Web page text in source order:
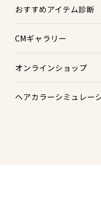
おすすめアイテム診断
CMギャラリー
オンラインショップ
ヘアカラーシミュレー